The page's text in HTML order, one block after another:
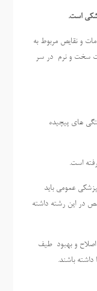
است.
و نقایص مربوط به
سخت و نرم در سر
های پیچیده
است.
عمومی باید
در این رشته داشته
اصلاح و بهبود طیف
داشته باشند.